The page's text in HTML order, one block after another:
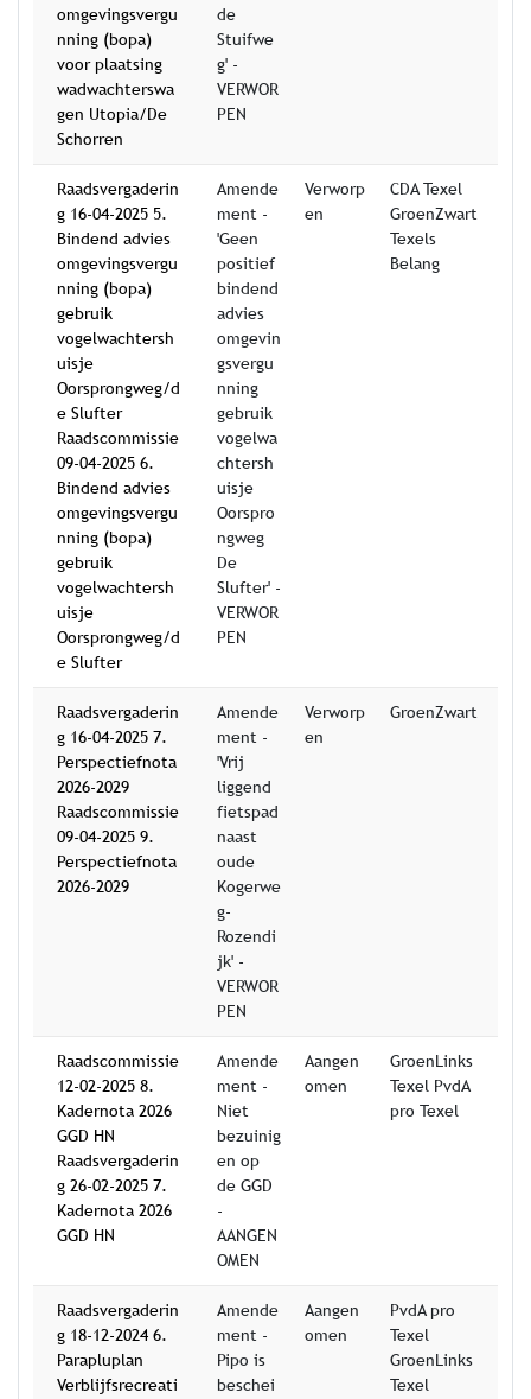
omgevingsvergu
nning (bopa)
voor plaatsing
wadwachterswa
gen Utopia/De
Schorren
de
Stuifwe
g' -
VERWOR
PEN
Raadsvergaderin
g 16-04-2025 5.
Bindend advies
omgevingsvergu
nning (bopa)
gebruik
vogelwachtersh
uisje
Oorsprongweg/d
e Slufter
Raadscommissie
09-04-2025 6.
Bindend advies
omgevingsvergu
nning (bopa)
gebruik
vogelwachtersh
uisje
Oorsprongweg/d
e Slufter
Amende
ment -
'Geen
positief
bindend
advies
omgevin
gsvergu
nning
gebruik
vogelwa
chtersh
uisje
Oorspro
ngweg
De
Slufter' -
VERWOR
PEN
Verworp
en
CDA Texel
GroenZwart
Texels
Belang
Raadsvergaderin
g 16-04-2025 7.
Perspectiefnota
2026-2029
Raadscommissie
09-04-2025 9.
Perspectiefnota
2026-2029
Amende
ment -
'Vrij
liggend
fietspad
naast
oude
Kogerwe
g-
Rozendi
jk' -
VERWOR
PEN
Verworp
en
GroenZwart
Raadscommissie
12-02-2025 8.
Kadernota 2026
GGD HN
Raadsvergaderin
g 26-02-2025 7.
Kadernota 2026
GGD HN
Amende
ment -
Niet
bezuinig
en op
de GGD
-
AANGEN
OMEN
Aangen
omen
GroenLinks
Texel PvdA
pro Texel
Raadsvergaderin
g 18-12-2024 6.
Parapluplan
Verblijfsrecreati
Amende
ment -
Pipo is
beschei
Aangen
omen
PvdA pro
Texel
GroenLinks
Texel